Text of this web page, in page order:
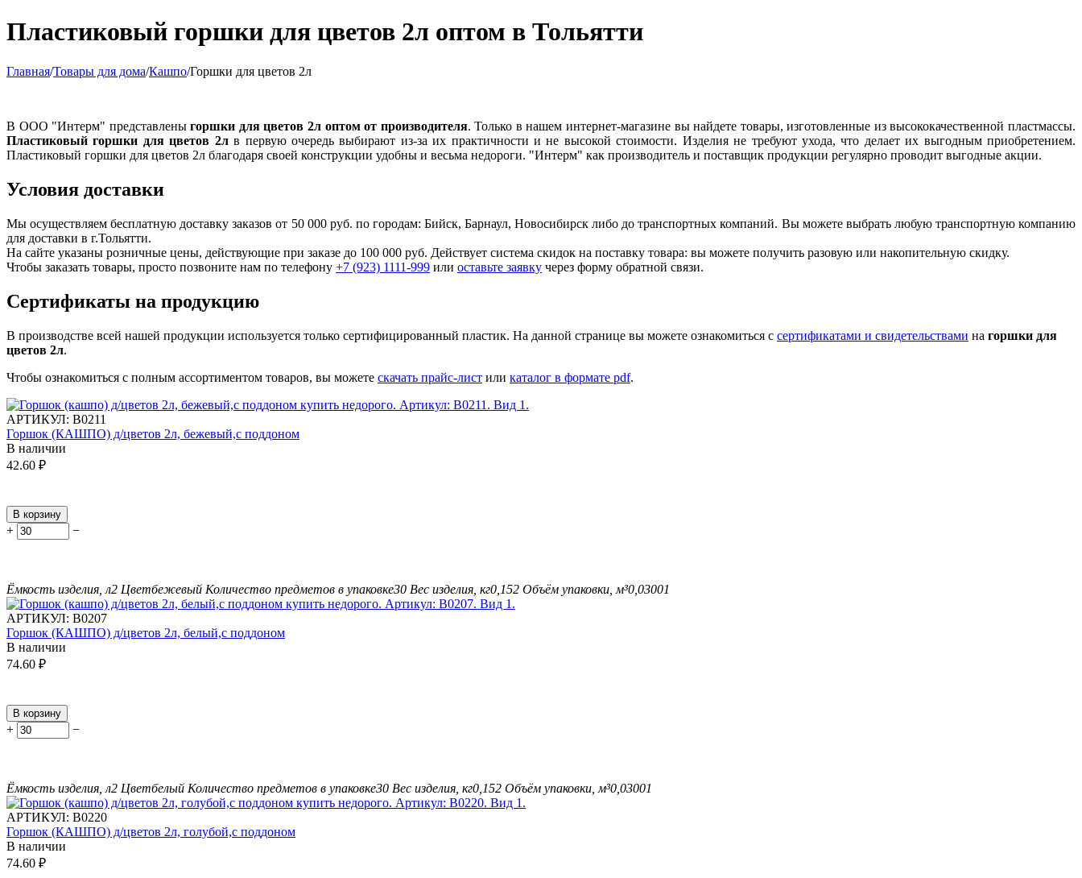
Пластиковый горшки для цветов 2л оптом в Тольятти
Главная/Товары для дома/Кашпо/Горшки для цветов 2л
В ООО "Интерм" представленыгоршки для цветов 2л оптом от производителя. Только в нашем интернет-магазине вы найдете товары, изготовленные из высококачественной пластмассы.
Пластиковый горшки для цветов 2л в первую очередь выбирают из-за их практичности и не высокой стоимости. Изделия не требуют ухода, что делает их выгодным приобретением.
Пластиковый горшки для цветов 2л благодаря своей конструкции удобны и весьма недороги. "Интерм" как производитель и поставщик продукции регулярно проводит выгодные акции.
Условия доставки
Мы осуществляем бесплатную доставку заказов от 50 000 руб. по городам: Бийск, Барнаул, Новосибирск либо до транспортных компаний. Вы можете выбрать любую транспортную компанию
для доставки в г.Тольятти.
На сайте указаны розничные цены, действующие при заказе до 100 000 руб. Действует система скидок на поставку товара: вы можете получить разовую или накопительную скидку.
Чтобы заказать товары, просто позвоните нам по телефону +7 (923) 1111-999 или оставьте заявку через форму обратной связи.
Сертификаты на продукцию
В производстве всей нашей продукции используется только сертифицированный пластик. На данной странице вы можете ознакомиться с сертификатами и свидетельствами на горшки для
цветов 2л.
Чтобы ознакомиться с полным ассортиментом товаров, вы можете скачать прайс-лист или каталог в формате pdf.
АРТИКУЛ: В0211
Горшок (КАШПО) д/цветов 2л, бежевый,с поддоном
В наличии
42.60 ₽
В корзину
+ −
Ёмкость изделия, л2 Цветбежевый Количество предметов в упаковке30 Вес изделия, кг0,152 Объём упаковки, м³0,03001
АРТИКУЛ: В0207
Горшок (КАШПО) д/цветов 2л, белый,с поддоном
В наличии
74.60 ₽
В корзину
+ −
Ёмкость изделия, л2 Цветбелый Количество предметов в упаковке30 Вес изделия, кг0,152 Объём упаковки, м³0,03001
АРТИКУЛ: В0220
Горшок (КАШПО) д/цветов 2л, голубой,с поддоном
В наличии
74.60 ₽